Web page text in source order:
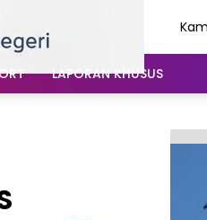
LAPORAN KHUSUS